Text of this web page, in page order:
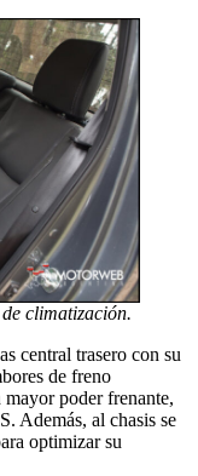
climatización.
central trasero con su
de freno
mayor poder frenante,
Además, al chasis se
optimizar su